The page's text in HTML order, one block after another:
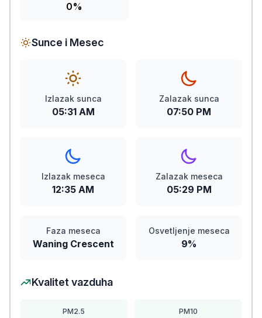
0%
Sunce i Mesec
Izlazak sunca
05:31 AM
Zalazak sunca
07:50 PM
Izlazak meseca
12:35 AM
Zalazak meseca
05:29 PM
Faza meseca
Waning Crescent
Osvetljenje meseca
9%
Kvalitet vazduha
PM2.5 PM10